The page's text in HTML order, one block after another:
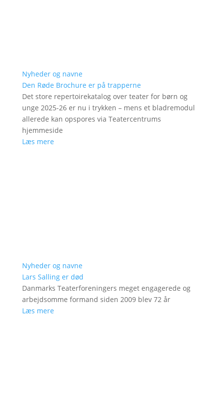
Nyheder og navne
Den Røde Brochure er på trapperne
Det store repertoirekatalog over teater for børn og
unge 2025-26 er nu i trykken – mens et bladremodul
allerede kan opspores via Teatercentrums
hjemmeside
Læs mere
Nyheder og navne
Lars Salling er død
Danmarks Teaterforeningers meget engagerede og
arbejdsomme formand siden 2009 blev 72 år
Læs mere